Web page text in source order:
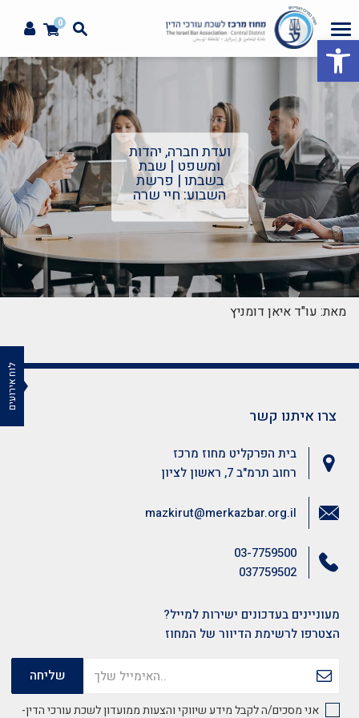
פתח סרגל נגישות
0
ועדת חברה, יהדות
ומשפט | שבת
בשבתו | פרשת
השבוע: חיי שרה
מאת: עו"ד איאן דומניץ
צרו איתנו קשר
בית הפרקליט מחוז מרכז
רחוב תרמ"ב 7, ראשון לציון
03-7759500
037759502
mazkirut@merkazbar.org.il
מעוניינים בעדכונים ישירות למייל?
הצטרפו לרשימת הדיוור של המחוז
אני מסכים/ה לקבל מידע שיווקי והצעות ממועדון לשכת עורכי הדין-
לוח אירועים